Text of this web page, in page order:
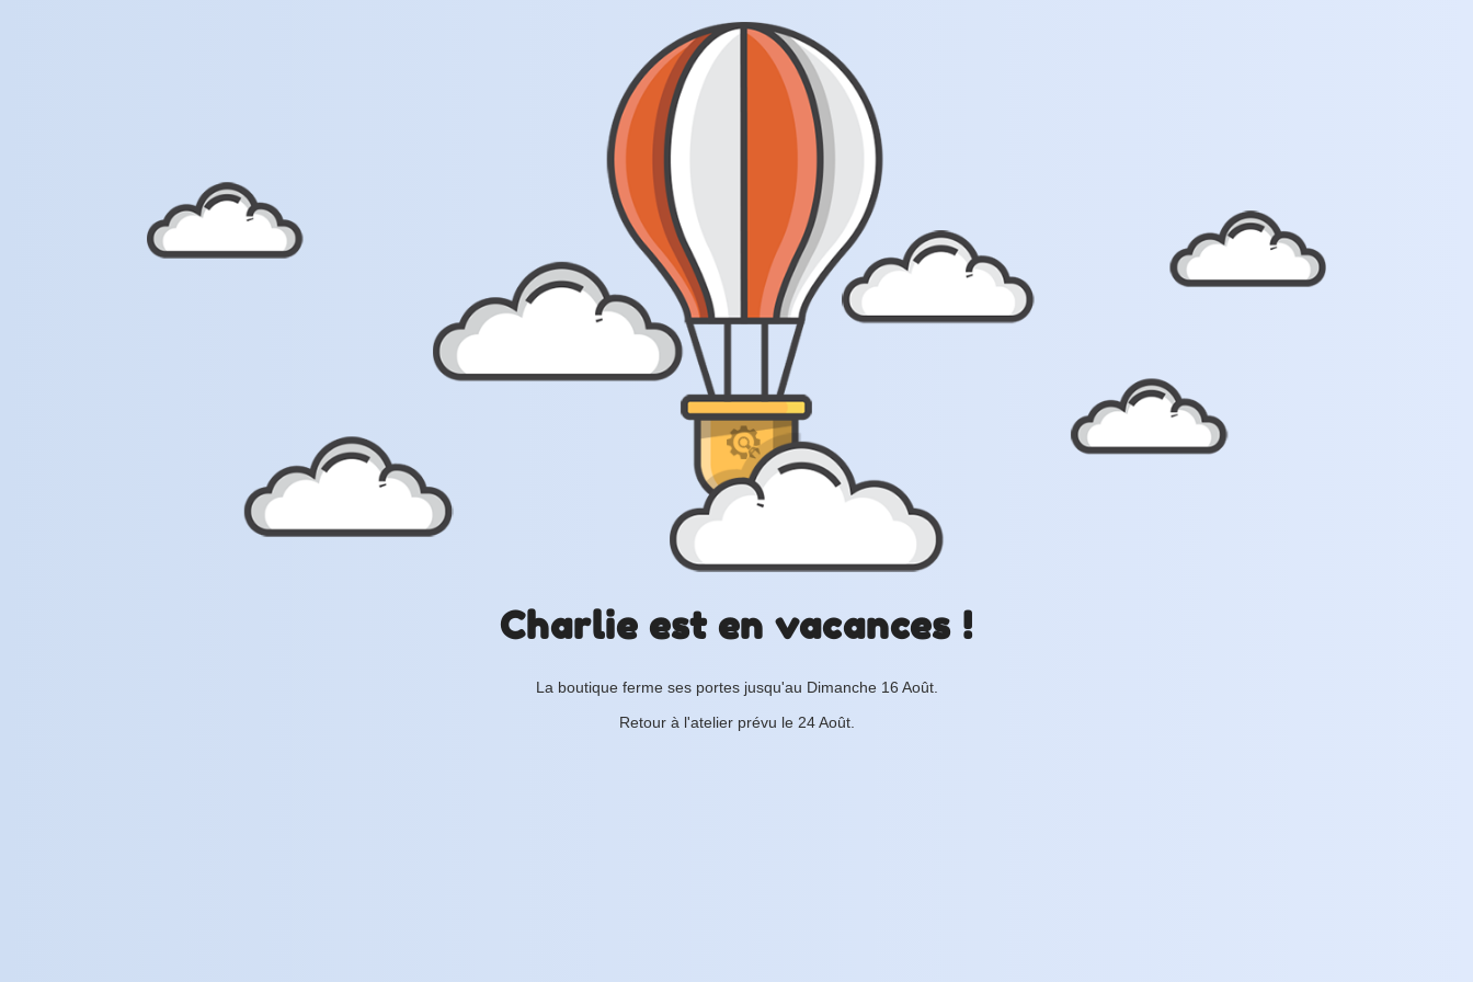
Charlie est en vacances !
La boutique ferme ses portes jusqu'au Dimanche 16 Août.
Retour à l'atelier prévu le 24 Août.